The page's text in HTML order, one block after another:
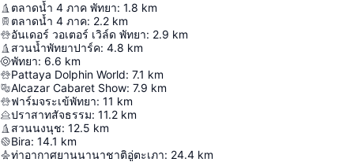
ตลาดน้ำ 4 ภาค พัทยา: 1.8 km
ตลาดน้ำ 4 ภาค: 2.2 km
อันเดอร์ วอเตอร์ เวิล์ด พัทยา: 2.9 km
สวนน้ำพัทยาปาร์ค: 4.8 km
พัทยา: 6.6 km
Pattaya Dolphin World: 7.1 km
Alcazar Cabaret Show: 7.9 km
ฟาร์มจระเข้พัทยา: 11 km
ปราสาทสัจธรรม: 11.2 km
สวนนงนุช: 12.5 km
Bira: 14.1 km
ท่าอากาศยานนานาชาติอู่ตะเภา: 24.4 km